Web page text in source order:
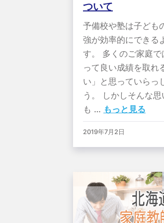
ついて
予備校や塾は子ども
強が効率的にできる
す。 多くのご家庭
って良い成績を取れ
い」と思っていらっ
う。 しかしそんな
も … もっと見る
2019年7月2日